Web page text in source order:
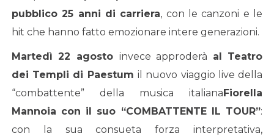
pubblico 25 anni di carriera, con le canzoni e le
hit che hanno fatto emozionare intere generazioni.
Martedì 22 agosto invece approderà al Teatro
dei Templi di Paestum il nuovo viaggio live della
“combattente” della musica italianaFiorella
Mannoia con il suo “COMBATTENTE IL TOUR”:
con la sua consueta forza interpretativa,